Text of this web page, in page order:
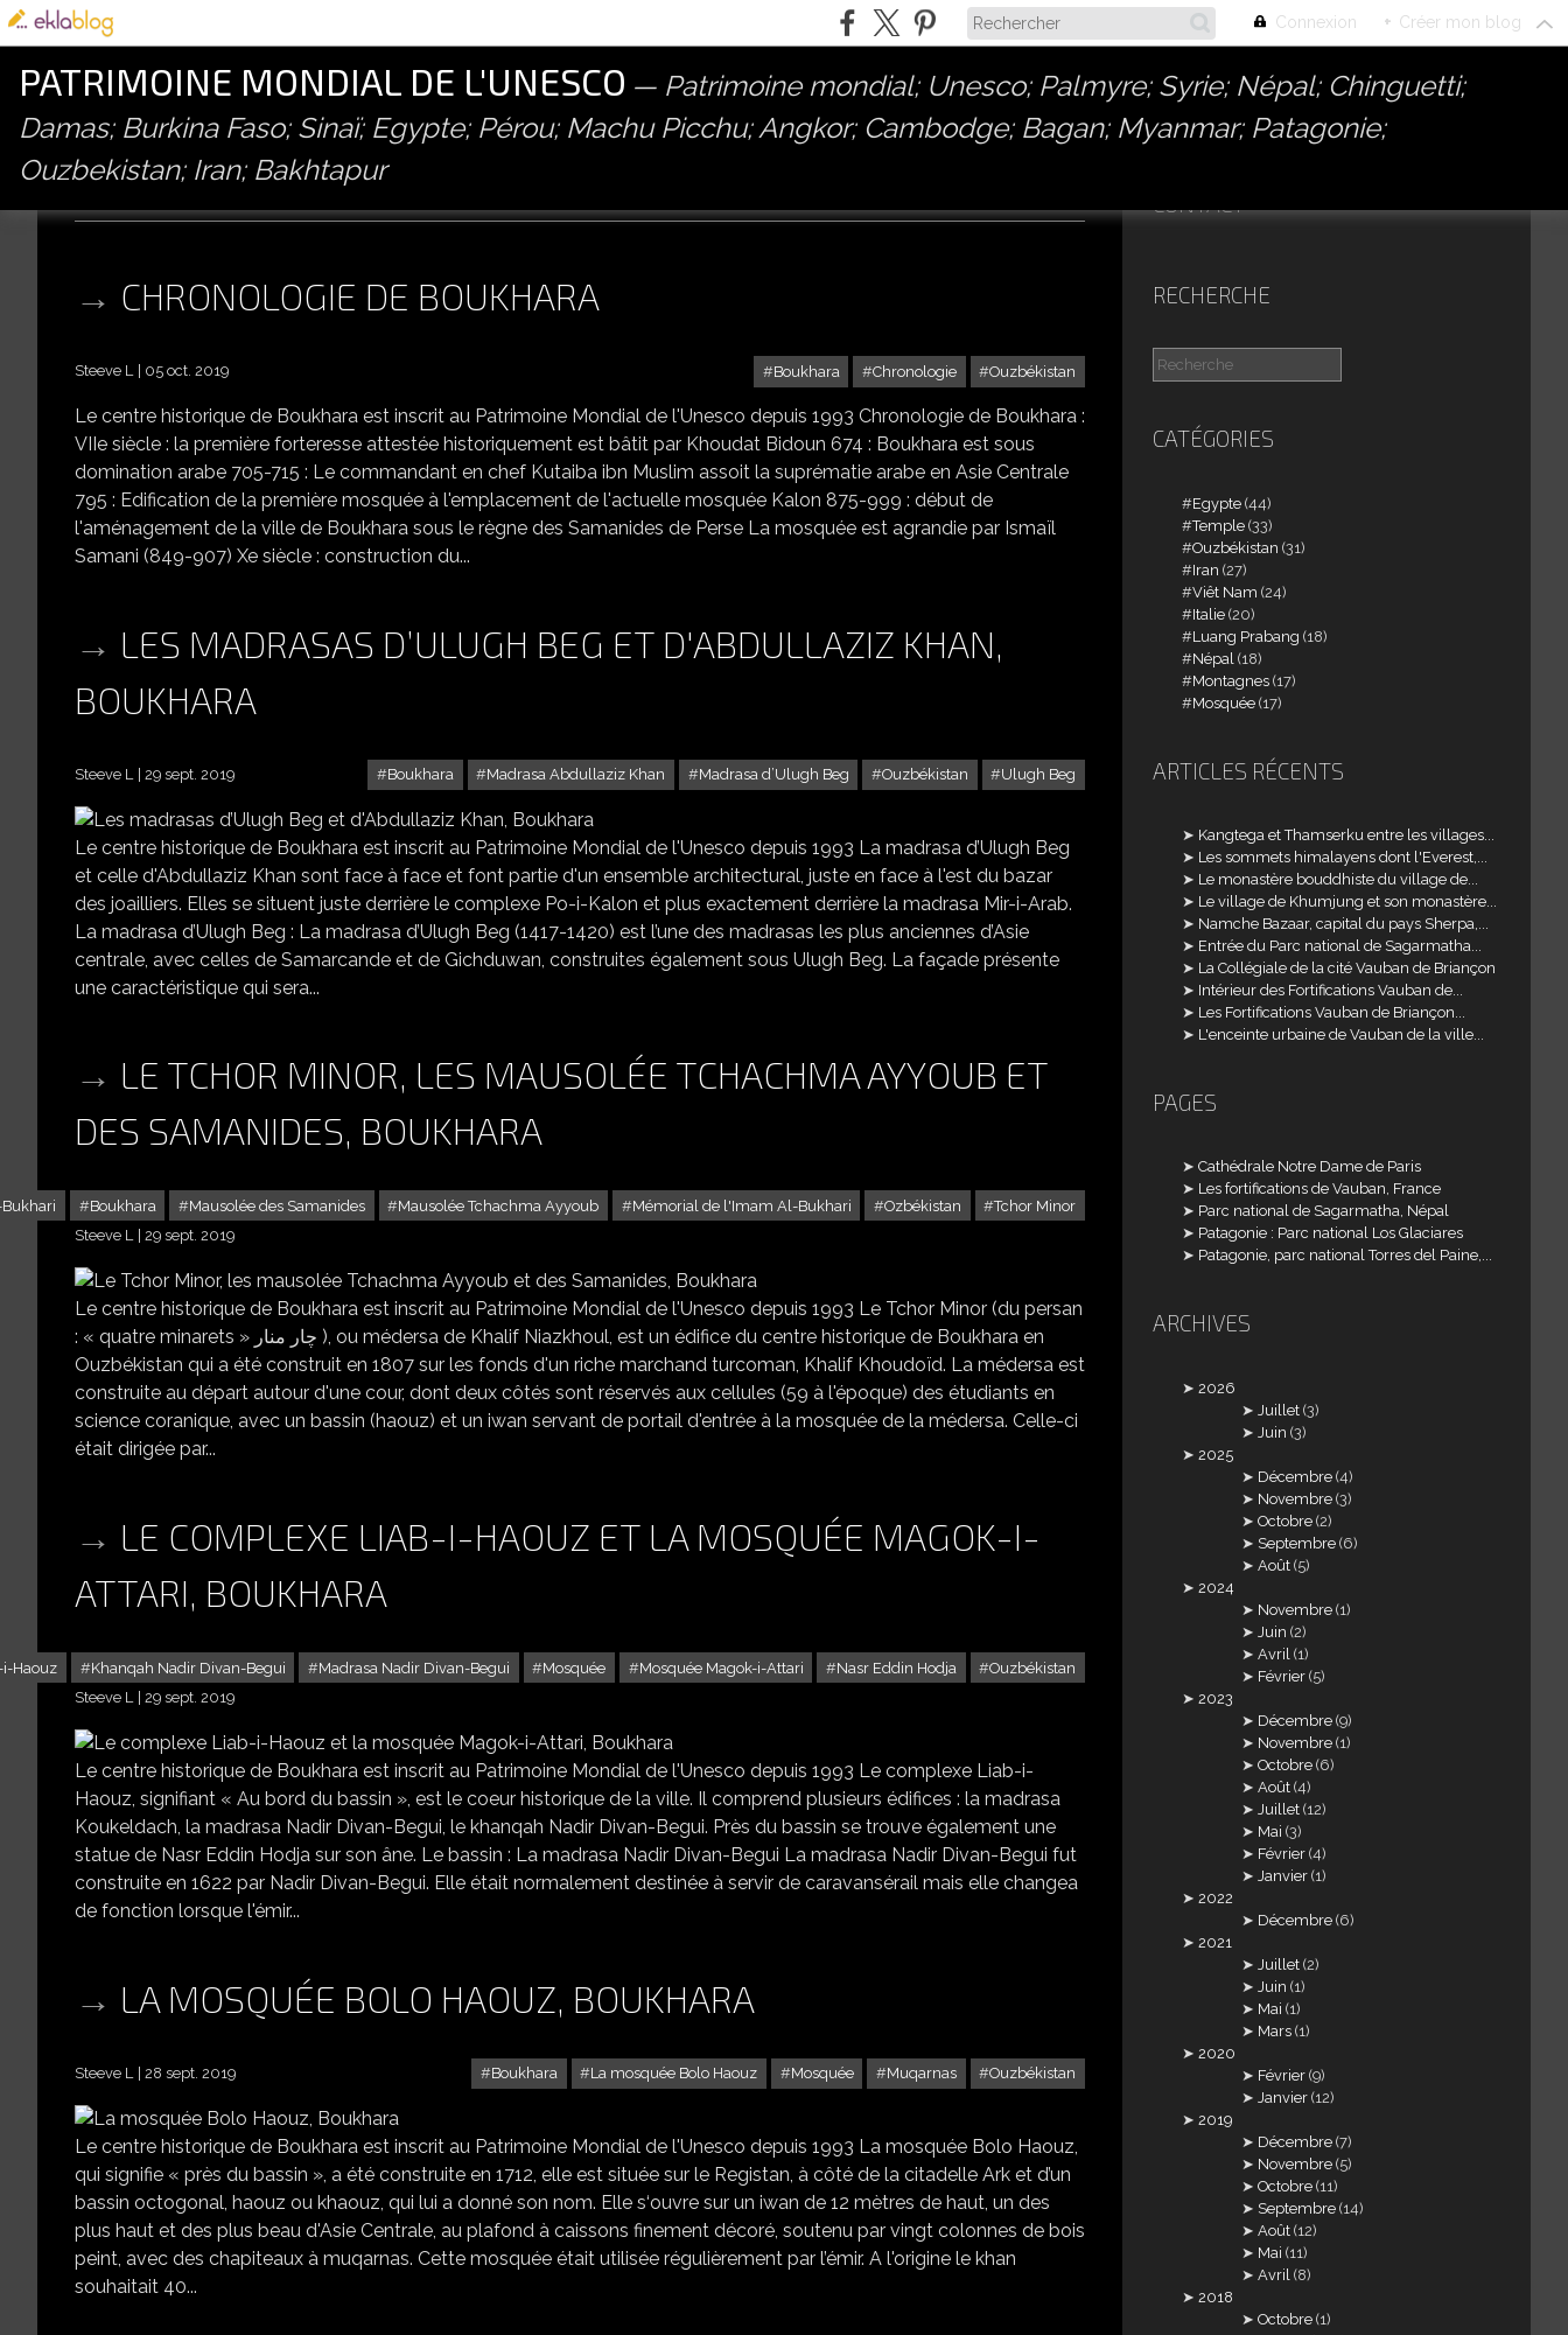
Connexion + Créer mon blog
PATRIMOINE MONDIAL DE L'UNESCO
Patrimoine mondial; Unesco; Palmyre; Syrie; Népal; Chinguetti;
Damas; Burkina Faso; Sinaï; Egypte; Pérou; Machu Picchu; Angkor; Cambodge; Bagan; Myanmar; Patagonie;
Ouzbekistan; Iran; Bakhtapur
boukhara
CHRONOLOGIE DE BOUKHARA
Boukhara Chronologie Ouzbékistan
Steeve L 05 oct. 2019
Le centre historique de Boukhara est inscrit au Patrimoine Mondial de l'Unesco depuis 1993 Chronologie de Boukhara :
VIIe siècle : la première forteresse attestée historiquement est bâtit par Khoudat Bidoun 674 : Boukhara est sous
domination arabe 705-715 : Le commandant en chef Kutaiba ibn Muslim assoit la suprématie arabe en Asie Centrale
795 : Edification de la première mosquée à l'emplacement de l'actuelle mosquée Kalon 875-999 : début de
l'aménagement de la ville de Boukhara sous le règne des Samanides de Perse La mosquée est agrandie par Ismaïl
Samani (849-907) Xe siècle : construction du...
LES MADRASAS D’ULUGH BEG ET D'ABDULLAZIZ KHAN,
BOUKHARA
Boukhara Madrasa Abdullaziz Khan Madrasa d’Ulugh Beg Ouzbékistan Ulugh Beg
Steeve L 29 sept. 2019 LES MADRASAS D’ULUGH BEG ET D'ABDULLAZIZ KHAN, BOUKHARA
Le centre historique de Boukhara est inscrit au Patrimoine Mondial de l'Unesco depuis 1993 La madrasa d’Ulugh Beg
et celle d'Abdullaziz Khan sont face à face et font partie d'un ensemble architectural, juste en face à l'est du bazar
des joailliers. Elles se situent juste derrière le complexe Po-i-Kalon et plus exactement derrière la madrasa Mir-i-Arab.
La madrasa d’Ulugh Beg : La madrasa d’Ulugh Beg (1417-1420) est l’une des madrasas les plus anciennes d’Asie
centrale, avec celles de Samarcande et de Gichduwan, construites également sous Ulugh Beg. La façade présente
une caractéristique qui sera...
LE TCHOR MINOR, LES MAUSOLÉE TCHACHMA AYYOUB ET
DES SAMANIDES, BOUKHARA
Boukhara Mausolée des Samanides Mausolée Tchachma Ayyoub Mémorial de l'Imam Al-Bukhari Ozbékistan
Tchor Minor
Steeve L
29 sept. 2019
Le centre historique de Boukhara est inscrit au Patrimoine Mondial de l'Unesco depuis 1993 Le Tchor Minor (du persan
: « quatre minarets » چار منار ), ou médersa de Khalif Niazkhoul, est un édifice du centre historique de Boukhara en
Ouzbékistan qui a été construit en 1807 sur les fonds d'un riche marchand turcoman, Khalif Khoudoïd. La médersa est
construite au départ autour d'une cour, dont deux côtés sont réservés aux cellules (59 à l'époque) des étudiants en
science coranique, avec un bassin (haouz) et un iwan servant de portail d'entrée à la mosquée de la médersa. Celle-ci
était dirigée par...
LE COMPLEXE LIAB-I-HAOUZ ET LA MOSQUÉE MAGOK-I-
ATTARI, BOUKHARA
i-Haouz Khanqah Nadir Divan-Begui Madrasa Nadir Divan-Begui Mosquée Mosquée Magok-i-Attari Nasr Eddin Hodja
Ouzbékistan
Steeve L
29 sept. 2019
Le centre historique de Boukhara est inscrit au Patrimoine Mondial de l'Unesco depuis 1993 Le complexe Liab-i-
Haouz, signifiant « Au bord du bassin », est le coeur historique de la ville. Il comprend plusieurs édifices : la madrasa
Koukeldach, la madrasa Nadir Divan-Begui, le khanqah Nadir Divan-Begui. Près du bassin se trouve également une
statue de Nasr Eddin Hodja sur son âne. Le bassin : La madrasa Nadir Divan-Begui La madrasa Nadir Divan-Begui fut
construite en 1622 par Nadir Divan-Begui. Elle était normalement destinée à servir de caravansérail mais elle changea
de fonction lorsque l'émir...
LA MOSQUÉE BOLO HAOUZ, BOUKHARA
Boukhara La mosquée Bolo Haouz Mosquée Muqarnas Ouzbékistan
Steeve L 28 sept. 2019 LA MOSQUÉE BOLO HAOUZ, BOUKHARA
Le centre historique de Boukhara est inscrit au Patrimoine Mondial de l'Unesco depuis 1993 La mosquée Bolo Haouz,
qui signifie « près du bassin », a été construite en 1712, elle est située sur le Registan, à côté de la citadelle Ark et d’un
bassin octogonal, haouz ou khaouz, qui lui a donné son nom. Elle s‘ouvre sur un iwan de 12 mètres de haut, un des
plus haut et des plus beau d'Asie Centrale, au plafond à caissons finement décoré, soutenu par vingt colonnes de bois
peint, avec des chapiteaux à muqarnas. Cette mosquée était utilisée régulièrement par l’émir. A l'origine le khan
souhaitait 40...
CONTACT
RECHERCHE
CATÉGORIES
Egypte (44)
Temple (33)
Ouzbékistan (31)
Iran (27)
Viêt Nam (24)
Italie (20)
Luang Prabang (18)
Népal (18)
Montagnes (17)
Mosquée (17)
ARTICLES RÉCENTS
Kangtega et Thamserku entre les villages...
Les sommets himalayens dont l'Everest,...
Le monastère bouddhiste du village de...
Le village de Khumjung et son monastère...
Namche Bazaar, capital du pays Sherpa,...
Entrée du Parc national de Sagarmatha...
La Collégiale de la cité Vauban de Briançon
Intérieur des Fortifications Vauban de...
Les Fortifications Vauban de Briançon...
L'enceinte urbaine de Vauban de la ville...
PAGES
Cathédrale Notre Dame de Paris
Les fortifications de Vauban, France
Parc national de Sagarmatha, Népal
Patagonie : Parc national Los Glaciares
Patagonie, parc national Torres del Paine,...
ARCHIVES
2026
Juillet (3)
Juin (3)
2025
Décembre (4)
Novembre (3)
Octobre (2)
Septembre (6)
Août (5)
2024
Novembre (1)
Juin (2)
Avril (1)
Février (5)
2023
Décembre (9)
Novembre (1)
Octobre (6)
Août (4)
Juillet (12)
Mai (3)
Février (4)
Janvier (1)
2022
Décembre (6)
2021
Juillet (2)
Juin (1)
Mai (1)
Mars (1)
2020
Février (9)
Janvier (12)
2019
Décembre (7)
Novembre (5)
Octobre (11)
Septembre (14)
Août (12)
Mai (11)
Avril (8)
2018
Octobre (1)